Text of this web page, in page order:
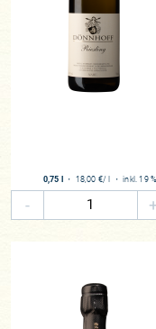
0,75 l ・ 18,00 €/ l ・inkl. 19
-